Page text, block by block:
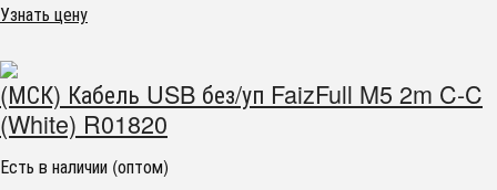
Узнать цену
(МСК) Кабель USB без/уп FaizFull M5 2m C-C
(White) R01820
Есть в наличии (оптом)